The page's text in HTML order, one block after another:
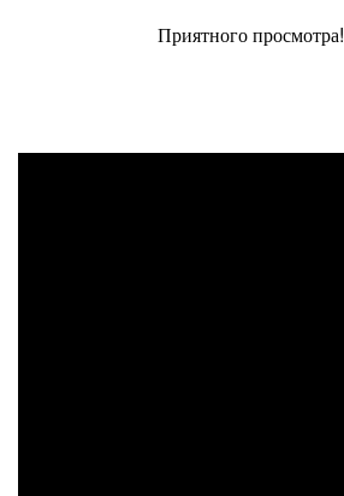
Приятного просмотра!